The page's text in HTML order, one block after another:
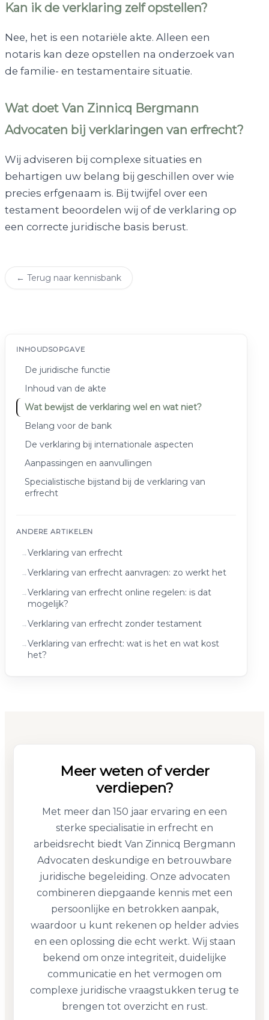
Kan ik de verklaring zelf opstellen?
Nee, het is een notariële akte. Alleen een
notaris kan deze opstellen na onderzoek van
de familie- en testamentaire situatie.
Wat doet Van Zinnicq Bergmann
Advocaten bij verklaringen van erfrecht?
Wij adviseren bij complexe situaties en
behartigen uw belang bij geschillen over wie
precies erfgenaam is. Bij twijfel over een
testament beoordelen wij of de verklaring op
een correcte juridische basis berust.
← Terug naar kennisbank
INHOUDSOPGAVE
De juridische functie
Inhoud van de akte
Wat bewijst de verklaring wel en wat niet?
Belang voor de bank
De verklaring bij internationale aspecten
Aanpassingen en aanvullingen
Specialistische bijstand bij de verklaring van
erfrecht
ANDERE ARTIKELEN
Verklaring van erfrecht
Verklaring van erfrecht aanvragen: zo werkt het
Verklaring van erfrecht online regelen: is dat
mogelijk?
Verklaring van erfrecht zonder testament
Verklaring van erfrecht: wat is het en wat kost
het?
Meer weten of verder
verdiepen?
Met meer dan 150 jaar ervaring en een
sterke specialisatie in erfrecht en
arbeidsrecht biedt Van Zinnicq Bergmann
Advocaten deskundige en betrouwbare
juridische begeleiding. Onze advocaten
combineren diepgaande kennis met een
persoonlijke en betrokken aanpak,
waardoor u kunt rekenen op helder advies
en een oplossing die echt werkt. Wij staan
bekend om onze integriteit, duidelijke
communicatie en het vermogen om
complexe juridische vraagstukken terug te
brengen tot overzicht en rust.